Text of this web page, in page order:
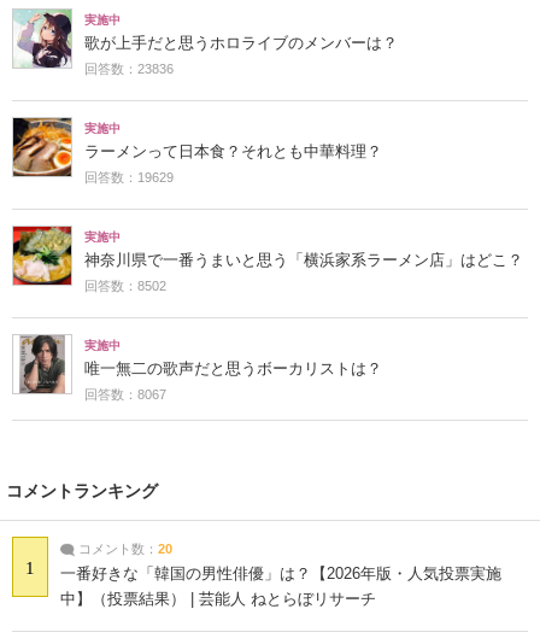
実施中
歌が上手だと思うホロライブのメンバーは？
回答数：23836
実施中
ラーメンって日本食？それとも中華料理？
回答数：19629
実施中
神奈川県で一番うまいと思う「横浜家系ラーメン店」はどこ？
回答数：8502
実施中
唯一無二の歌声だと思うボーカリストは？
回答数：8067
コメントランキング
1
コメント数： 20
一番好きな「韓国の男性俳優」は？【2026年版・人気投票実施
中】（投票結果） | 芸能人 ねとらぼリサーチ